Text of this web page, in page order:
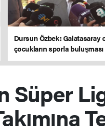
Dursun Özbek: Galatasaray
çocukların sporla
elimizden gelen her şeyi
Süper